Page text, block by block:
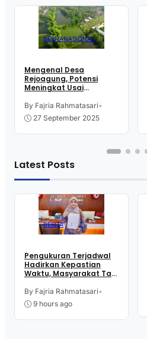
BERITANASIONAL
Mengenal Desa
Rejoagung, Potensi
Meningkat Usai
Akses Reforma Agraria*
By Fajria Rahmatasari•
27 September 2025
Latest Posts
BERITA
Pengukuran Terjadwal
Hadirkan Kepastian
Waktu, Masyarakat Tak
Layanan Pertanahan
By Fajria Rahmatasari•
9 hours ago